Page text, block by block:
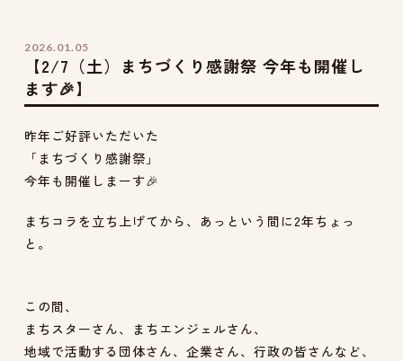
2026.01.05
【2/7（土）まちづくり感謝祭 今年も開催し
ます🎉】
昨年ご好評いただいた
「まちづくり感謝祭」
今年も開催しまーす🎉
まちコラを立ち上げてから、あっという間に2年ちょっ
と。
この間、
まちスターさん、まちエンジェルさん、
地域で活動する団体さん、企業さん、行政の皆さんなど、